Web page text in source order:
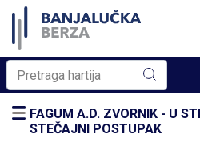
FAGUM A.D. ZVORNIK - U
STEČAJNI POSTUPAK